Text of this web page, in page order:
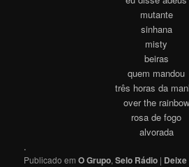
mutante
sinhana
misty
beiras
quem mandou
três horas da
over the rainbow
rosa de fogo
alvorada
.
Publicado em O Grupo,Selo Rádio |